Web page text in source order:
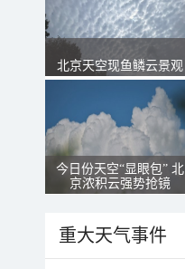
北京天空现鱼鳞云景观
今日份天空“显眼包” 北
京浓积云强势抢镜
重大天气事件